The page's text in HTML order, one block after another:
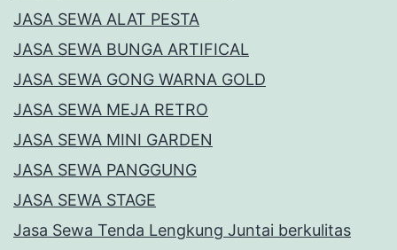
JASA SEWA ALAT PESTA
JASA SEWA BUNGA ARTIFICAL
JASA SEWA GONG WARNA GOLD
JASA SEWA MEJA RETRO
JASA SEWA MINI GARDEN
JASA SEWA PANGGUNG
JASA SEWA STAGE
Jasa Sewa Tenda Lengkung Juntai berkulitas